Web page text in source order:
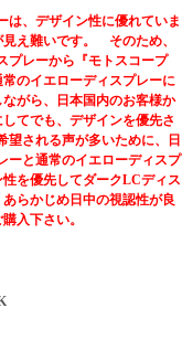
、デザイン性に優れていま
え難いです。 そのため、
プレーから『モトスコープ
のイエローディスプレーに
がら、日本国内のお客様か
てでも、デザインを優先さ
される声が多いために、日
ーと通常のイエローディスプ
を優先してダークLCディス
らかじめ日中の視認性が良
入下さい。